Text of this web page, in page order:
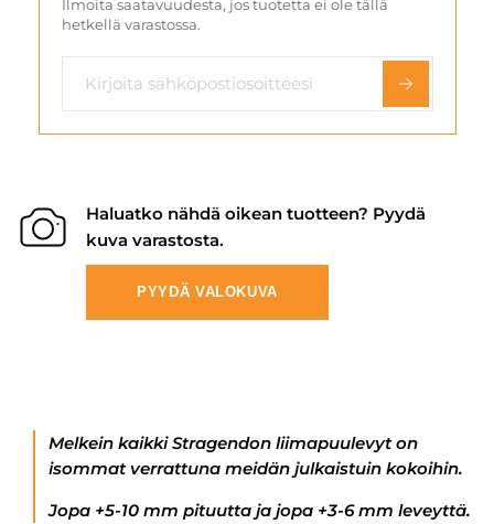
Ilmoita saatavuudesta, jos tuotetta ei ole tällä
hetkellä varastossa.
Haluatko nähdä oikean tuotteen? Pyydä
kuva varastosta.
PYYDÄ VALOKUVA
Melkein kaikki Stragendon liimapuulevyt on
isommat verrattuna meidän julkaistuin kokoihin.
Jopa +5-10 mm pituutta ja jopa +3-6 mm leveyttä.